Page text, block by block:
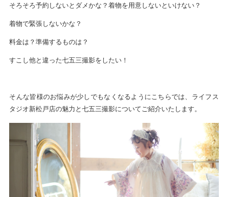
そろそろ予約しないとダメかな？着物を用意しないといけない？
着物で緊張しないかな？
料金は？準備するものは？
すこし他と違った七五三撮影をしたい！
そんな皆様のお悩みが少しでもなくなるようにこちらでは、ライフス
タジオ新松戸店の魅力と七五三撮影についてご紹介いたします。